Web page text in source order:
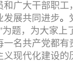
广大干部职工
发展共同进步。
题，为大家
名共产党都
现代化建设